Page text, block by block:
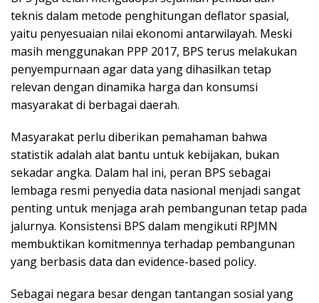
teknis dalam metode penghitungan deflator spasial,
yaitu penyesuaian nilai ekonomi antarwilayah. Meski
masih menggunakan PPP 2017, BPS terus melakukan
penyempurnaan agar data yang dihasilkan tetap
relevan dengan dinamika harga dan konsumsi
masyarakat di berbagai daerah.
Masyarakat perlu diberikan pemahaman bahwa
statistik adalah alat bantu untuk kebijakan, bukan
sekadar angka. Dalam hal ini, peran BPS sebagai
lembaga resmi penyedia data nasional menjadi sangat
penting untuk menjaga arah pembangunan tetap pada
jalurnya. Konsistensi BPS dalam mengikuti RPJMN
membuktikan komitmennya terhadap pembangunan
yang berbasis data dan evidence-based policy.
Sebagai negara besar dengan tantangan sosial yang